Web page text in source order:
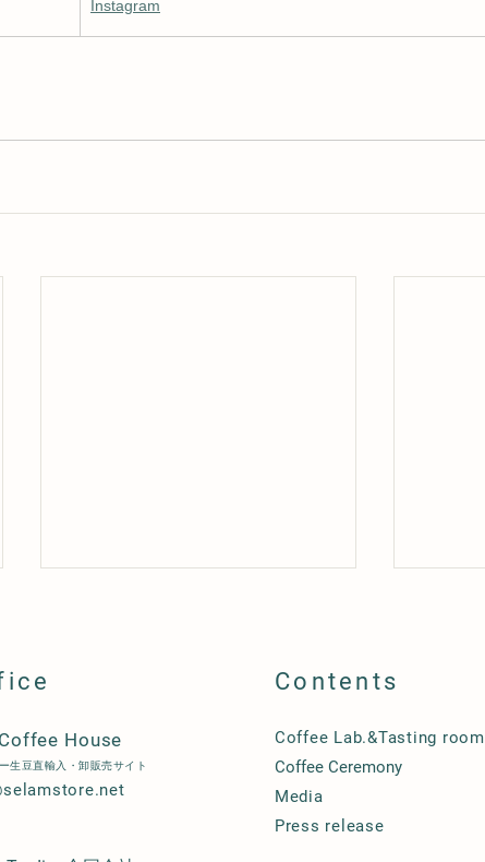
Instagram
AMBESSA JAPAN 2024決勝
House
生豆直輸入・卸販売サイト
Contents
Coffee Lab.&Tasting room
Coffee Ceremony
Media
Press release